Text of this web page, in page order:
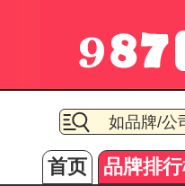
首页 品牌排